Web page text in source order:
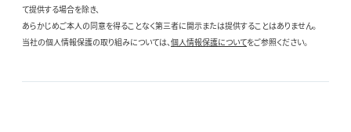
て提供する場合を除き、
あらかじめご本人の同意を得ることなく第三者に開示または提供することはありません。
当社の個人情報保護の取り組みについては、個人情報保護についてをご参照ください。